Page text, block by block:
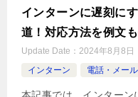
インターンに遅刻に
道！対応方法を例文
Update Date： 2024年8月8日
インターン
電話・メー